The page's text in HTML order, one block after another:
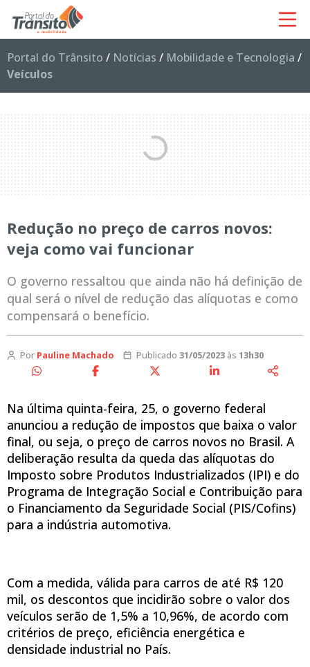
Portal do Trânsito / Notícias / Mobilidade e Tecnologia /
Veículos
Redução no preço de carros novos:
veja como vai funcionar
O governo ressaltou que ainda não há definição de
qual será o nível de redução das alíquotas e como
compensará o benefício.
Por Pauline Machado Publicado 31/05/2023às 13h30
Na última quinta-feira, 25, o governo federal
anunciou a redução de impostos que baixa o valor
final, ou seja, o preço de carros novos no Brasil. A
deliberação resulta da queda das alíquotas do
Imposto sobre Produtos Industrializados (IPI) e do
Programa de Integração Social e Contribuição para
o Financiamento da Seguridade Social (PIS/Cofins)
para a indústria automotiva.
Com a medida, válida para carros de até R$ 120
mil, os descontos que incidirão sobre o valor dos
veículos serão de 1,5% a 10,96%, de acordo com
critérios de preço, eficiência energética e
densidade industrial no País.